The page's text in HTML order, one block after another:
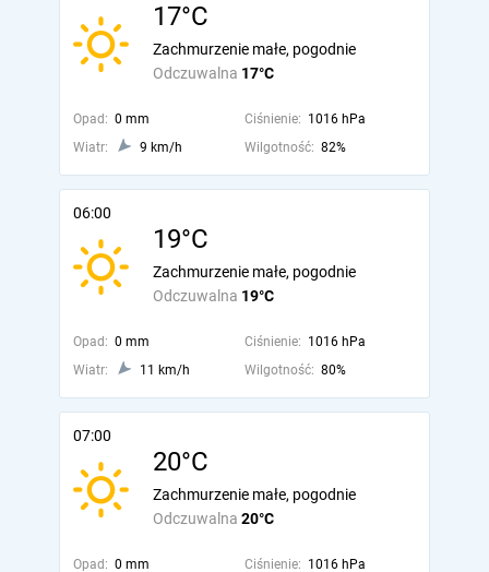
17°C
Odczuwalna 17°C
Zachmurzenie małe, pogodnie
Opad: 0 mm Ciśnienie: 1016 hPa
Wiatr:
9 km/h Wilgotność: 82%
06:00
19°C
Odczuwalna 19°C
Zachmurzenie małe, pogodnie
Opad: 0 mm Ciśnienie: 1016 hPa
Wiatr:
11 km/h Wilgotność: 80%
07:00
20°C
Odczuwalna 20°C
Zachmurzenie małe, pogodnie
Opad: 0 mm Ciśnienie: 1016 hPa